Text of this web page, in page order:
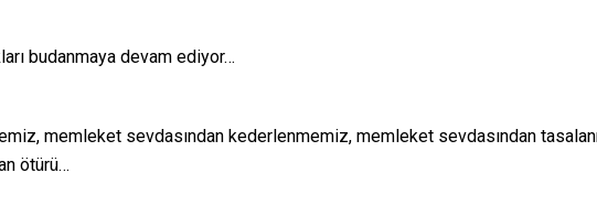
budanmaya devam ediyor…
memleket sevdasından kederlenmemiz, memleket sevdasından
ötürü…